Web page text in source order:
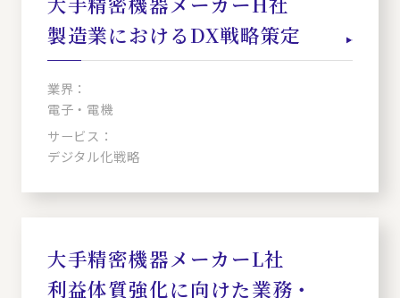
製造業におけるDX戦略策定
業界：
電子・電機
サービス：
デジタル化戦略
大手精密機器メーカーL社
利益体質強化に向けた業務・